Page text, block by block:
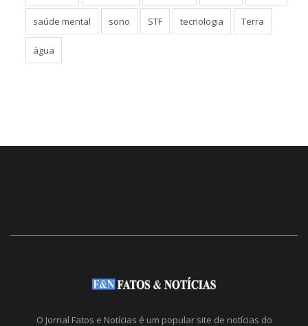
saúde mental sono STF tecnologia Terra
água
O Jornal Fatos e Notícias é um popular site de notícias do